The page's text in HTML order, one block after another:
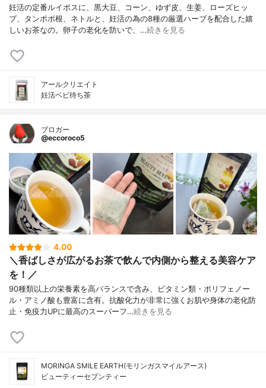
妊活の定番ルイボスに、黒大豆、コーン、ゆず皮、生姜、ローズヒッ
プ、タンポポ根、ネトルと、妊活の為の8種の厳選ハーブを配合した嬉
しいお茶なの。卵子の老化を防いで、…続きを見る
アールクリエイト
妊活ベビ待ち茶
ブロガー
@eccoroco5
4.00
＼香ばしさが広がるお茶で飲んで内側から整える美容ケア
を！／
90種類以上の栄養素を高バランスで含み、ビタミン類・ポリフェノー
ル・アミノ酸も豊富に含有。抗酸化力が非常に強くお肌や身体の老化防
止・免疫力UPに最高のスーパーフ…続きを見る
MORINGA SMILE EARTH(モリンガスマイルアース)
ビューティーセブンティー